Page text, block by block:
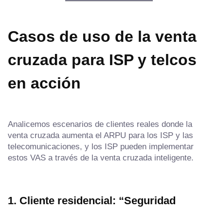
Casos de uso de la venta
cruzada para ISP y telcos
en acción
Analicemos escenarios de clientes reales donde la
venta cruzada aumenta el ARPU para los ISP y las
telecomunicaciones, y los ISP pueden implementar
estos VAS a través de la venta cruzada inteligente.
1. Cliente residencial: “Seguridad